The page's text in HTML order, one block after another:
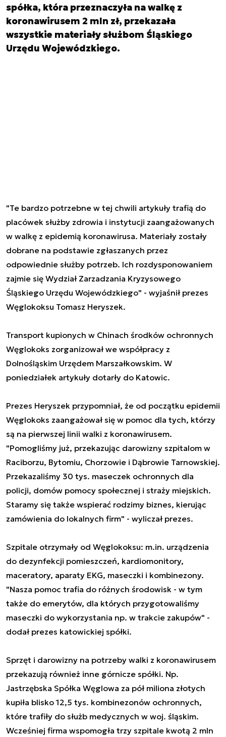
spółka, która przeznaczyła na walkę z
koronawirusem 2 mln zł, przekazała
wszystkie materiały służbom Śląskiego
Urzędu Wojewódzkiego.
"Te bardzo potrzebne w tej chwili artykuły trafią do
placówek służby zdrowia i instytucji zaangażowanych
w walkę z epidemią koronawirusa. Materiały zostały
dobrane na podstawie zgłaszanych przez
odpowiednie służby potrzeb. Ich rozdysponowaniem
zajmie się Wydział Zarzadzania Kryzysowego
Śląskiego Urzędu Wojewódzkiego" - wyjaśnił prezes
Węglokoksu Tomasz Heryszek.
Transport kupionych w Chinach środków ochronnych
Węglokoks zorganizował we współpracy z
Dolnośląskim Urzędem Marszałkowskim. W
poniedziałek artykuły dotarły do Katowic.
Prezes Heryszek przypomniał, że od początku epidemii
Węglokoks zaangażował się w pomoc dla tych, którzy
są na pierwszej linii walki z koronawirusem.
"Pomogliśmy już, przekazując darowizny szpitalom w
Raciborzu, Bytomiu, Chorzowie i Dąbrowie Tarnowskiej.
Przekazaliśmy 30 tys. maseczek ochronnych dla
policji, domów pomocy społecznej i straży miejskich.
Staramy się także wspierać rodzimy biznes, kierując
zamówienia do lokalnych firm" - wyliczał prezes.
Szpitale otrzymały od Węglokoksu: m.in. urządzenia
do dezynfekcji pomieszczeń, kardiomonitory,
maceratory, aparaty EKG, maseczki i kombinezony.
"Nasza pomoc trafia do różnych środowisk - w tym
także do emerytów, dla których przygotowaliśmy
maseczki do wykorzystania np. w trakcie zakupów" -
dodał prezes katowickiej spółki.
Sprzęt i darowizny na potrzeby walki z koronawirusem
przekazują również inne górnicze spółki. Np.
Jastrzębska Spółka Węglowa za pół miliona złotych
kupiła blisko 12,5 tys. kombinezonów ochronnych,
które trafiły do służb medycznych w woj. śląskim.
Wcześniej firma wspomogła trzy szpitale kwotą 2 mln